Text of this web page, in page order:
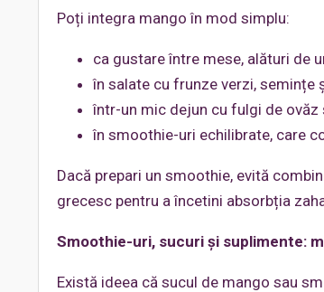
Poți integra mango în mod simplu:
ca gustare între mese, alături de
în salate cu frunze verzi, semințe
într-un mic dejun cu fulgi de ovăz
în smoothie-uri echilibrate, care
Dacă prepari un smoothie, evită
grecesc pentru a încetini absorbția
Smoothie-uri, sucuri și suplimente:
Există ideea că sucul de mango sau